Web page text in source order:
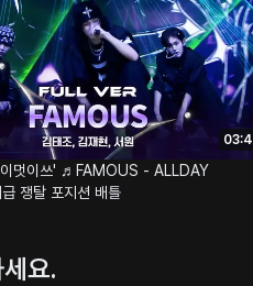
멋이쓰' ♬FAMOUS - ALLDAY
쟁탈 포지션 배틀
요.